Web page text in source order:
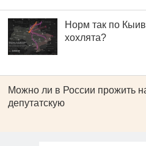
Норм так по
хохлята?
Можно ли в России прожить
депутатскую